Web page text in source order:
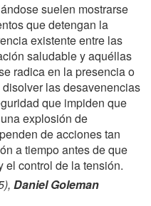
suelen mostrarse
que detengan la
existente entre las
saludable y aquéllas
radica en la presencia o
las desavenencias
que impiden que
explosión de
de acciones tan
a tiempo antes de que
el control de la tensión.
Daniel Goleman